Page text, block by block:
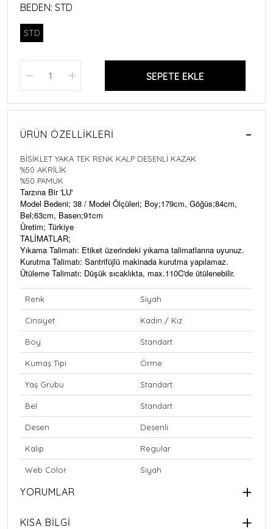
BEDEN: STD
STD
SEPETE EKLE
ÜRÜN ÖZELLIKLERI
BİSİKLET YAKA TEK RENK KALP DESENLİ KAZAK
%50 AKRİLİK
%50 PAMUK
Tarzına Bir 'LU'
Model Bedeni; 38 / Model Ölçüleri; Boy;179cm, Göğüs;84cm,
Bel;63cm, Basen;91cm
Üretim; Türkiye
TALİMATLAR;
Yıkama Talimatı: Etiket üzerindeki yıkama talimatlarına uyunuz.
Kurutma Talimatı: Santrifüjlü makinada kurutma yapılamaz.
Ütüleme Talimatı: Düşük sıcaklıkta, max.110C'de ütülenebilir.
Renk Siyah
Cinsiyet Kadın / Kız
Boy Standart
Kumaş Tipi Örme
Yaş Grubu Standart
Bel Standart
Desen Desenli
Kalıp Regular
Web Color Siyah
YORUMLAR
KISA BİLGİ